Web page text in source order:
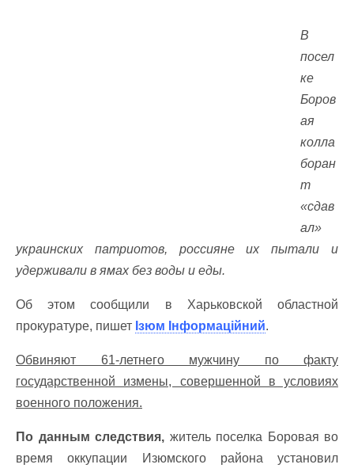
В
посел
ке
Боров
ая
колла
боран
т
«сдав
ал»
украинских патриотов, россияне их пытали и
удерживали в ямах без воды и еды.
Об этом сообщили в Харьковской областной
прокуратуре, пишет Ізюм Інформаційний.
Обвиняют 61-летнего мужчину по факту
государственной измены, совершенной в условиях
военного положения.
По данным следствия, житель поселка Боровая во
время оккупации Изюмского района установил